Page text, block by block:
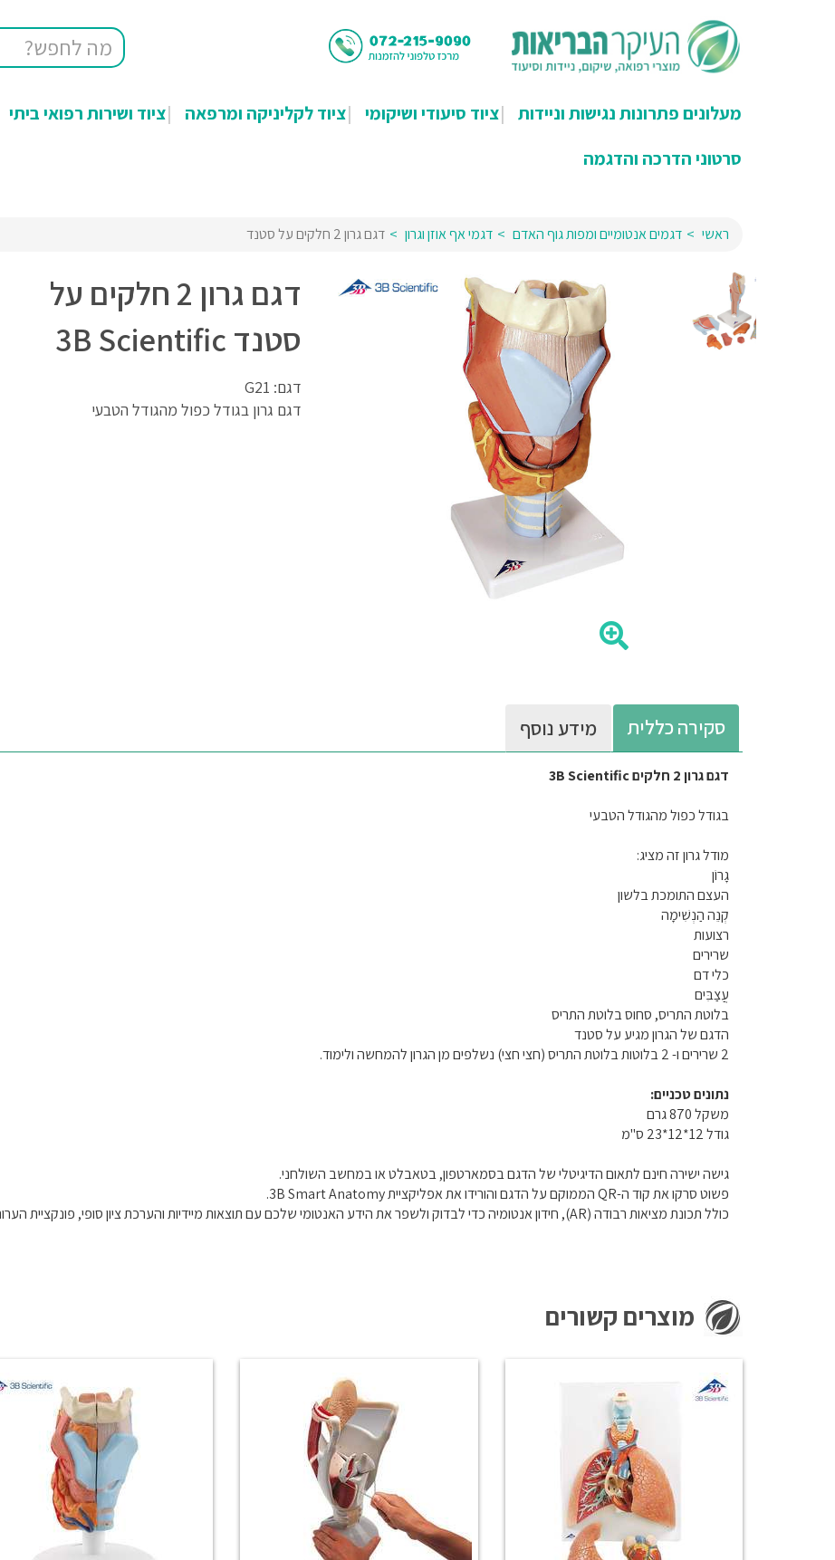
מעלונים פתרונות נגישות וניידות ציוד סיעודי ושיקומי ציוד לקליניקה ומרפאה ציוד ושירות רפואי ביתי
סרטוני הדרכה והדגמה
ראשי דגמים אנטומיים ומפות גוף האדם דגמי אף אוזן וגרון דגם גרון 2 חלקים על סטנד
דגם גרון 2 חלקים על
סטנד 3B Scientific
דגם: G21
דגם גרון בגודל כפול מהגודל הטבעי
סקירה כללית מידע נוסף
דגם גרון 2 חלקים 3B Scientific
בגודל כפול מהגודל הטבעי
מודל גרון זה מציג:
גָרוֹן
העצם התומכת בלשון
קְנֵה הַנְשִׁימָה
רצועות
שרירים
כלי דם
עֲצַבִּים
בלוטת התריס, סחוס בלוטת התריס
הדגם של הגרון מגיע על סטנד
2 שרירים ו- 2 בלוטות בלוטת התריס (חצי חצי) נשלפים מן הגרון להמחשה ולימוד.
נתונים טכניים:
משקל 870 גרם
גודל 12*12*23 ס"מ
גישה ישירה חינם לתאום הדיגיטלי של הדגם בסמארטפון, בטאבלט או במחשב השולחני.
פשוט סרקו את קוד ה-QR הממוקם על הדגם והורידו את אפליקציית 3B Smart Anatomy.
כולל תכונת מציאות רבודה (AR), חידון אנטומיה כדי לבדוק ולשפר את הידע האנטומי שלכם עם תוצאות מיידיות והערכת ציון סופי, פונקציית הערות שימושית ועוד.
מוצרים קשורים